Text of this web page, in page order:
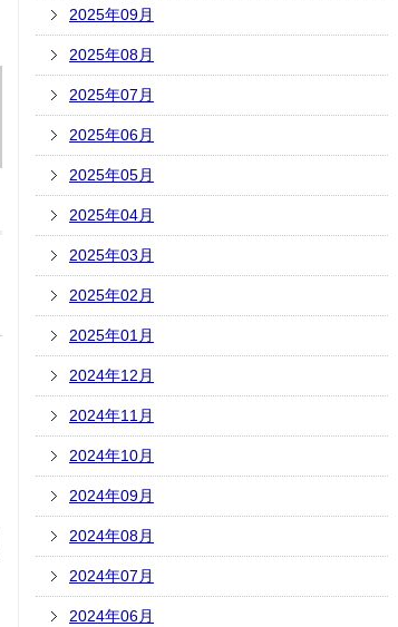
2025年09月
2025年08月
2025年07月
2025年06月
2025年05月
2025年04月
2025年03月
2025年02月
2025年01月
2024年12月
2024年11月
2024年10月
2024年09月
2024年08月
2024年07月
2024年06月